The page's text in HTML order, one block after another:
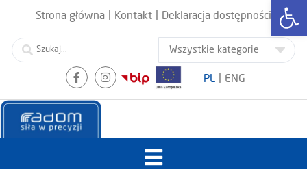
Strona główna Kontakt Deklaracja dostępności
PL ENG